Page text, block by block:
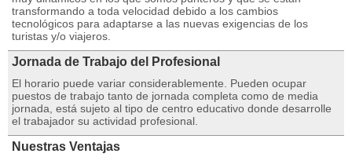
transformando a toda velocidad debido a los cambios
tecnológicos para adaptarse a las nuevas exigencias de los
turistas y/o viajeros.
Jornada de Trabajo del Profesional
El horario puede variar considerablemente. Pueden ocupar
puestos de trabajo tanto de jornada completa como de media
jornada, está sujeto al tipo de centro educativo donde desarrolle
el trabajador su actividad profesional.
Nuestras Ventajas